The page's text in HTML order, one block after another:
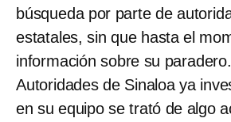
búsqueda por parte de
estatales, sin que hasta el
información sobre su paradero.
Autoridades de Sinaloa ya
en su equipo se trató de algo